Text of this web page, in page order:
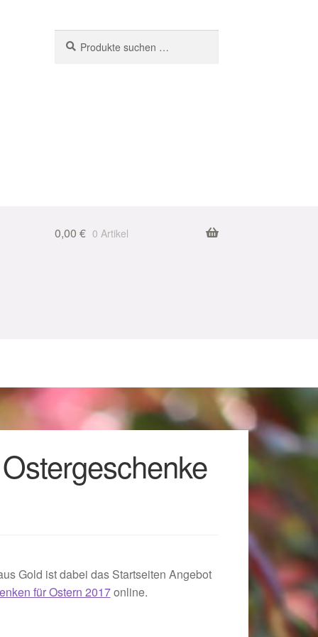
nach:
0,00 € 0 Artikel
Gold ist dabei das Startseiten Angebot
für Ostern 2017online.